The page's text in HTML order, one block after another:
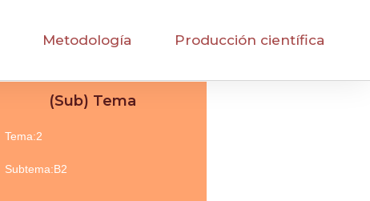
Metodología Producción científica
(Sub) Tema
Tema:2
Subtema:B2